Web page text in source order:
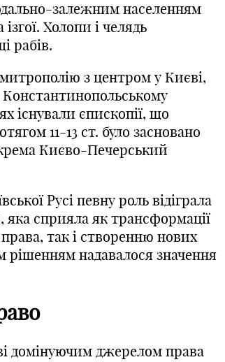
залежним населенням
Холопи і челядь
рабів.
з центром у Києві,
Константинопольському
існували єпископії, що
11-13 ст. було засновано
Києво-Печерський
Русі певну роль відіграла
яка сприяла як трансформації
так і створенню нових
надавалося значення
домінуючим джерелом права